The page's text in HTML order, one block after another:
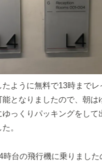
たように無料で13時までレ
能となりましたので、朝は
っくりパッキングをして
。
時台の飛行機に乗りました